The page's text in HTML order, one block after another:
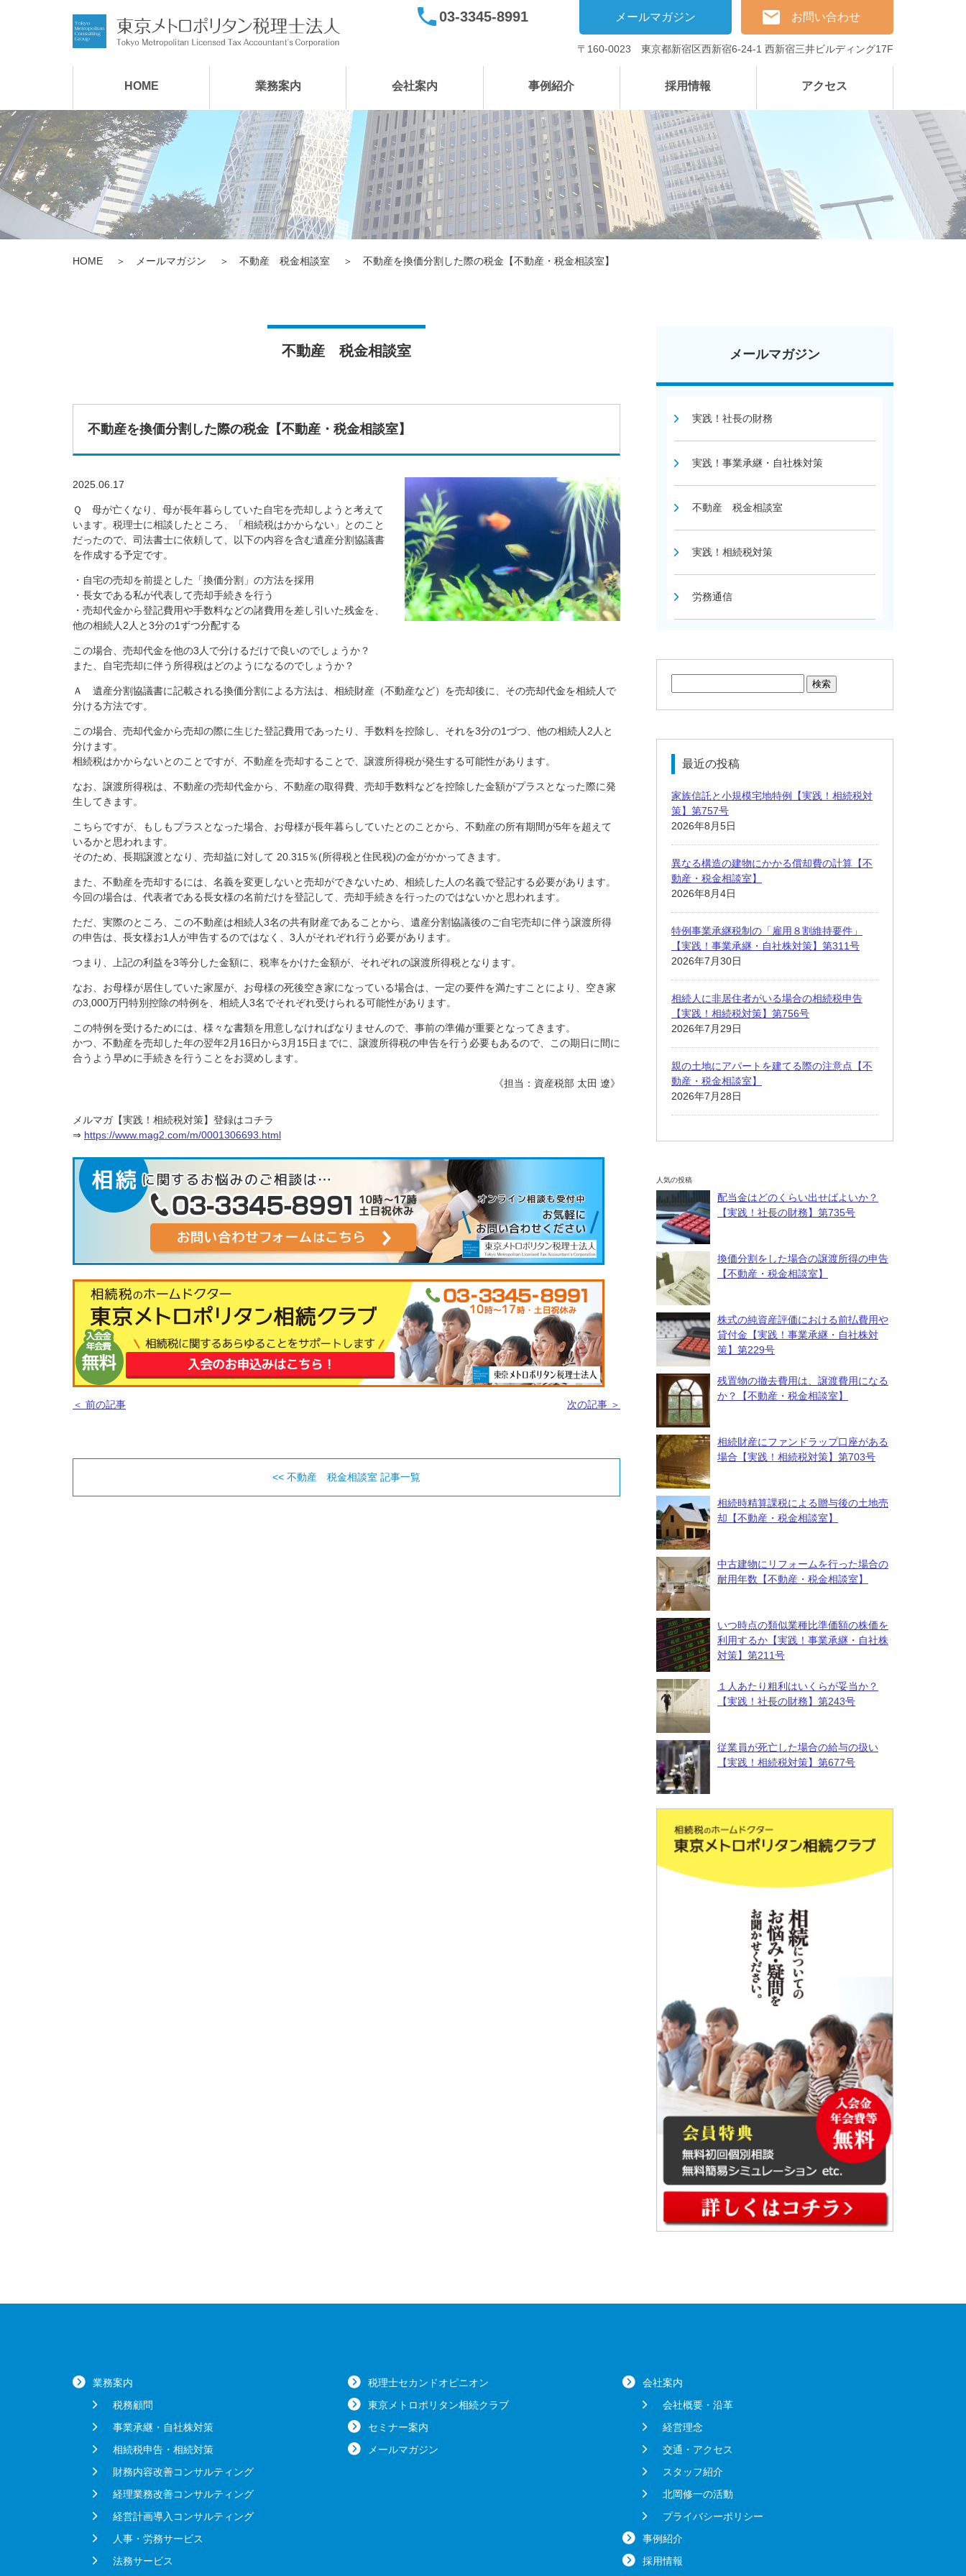
03-3345-8991 メールマガジン お問い合わせ
〒160-0023 東京都新宿区西新宿6-24-1 西新宿三井ビルディング17F
HOME 業務案内 会社案内 事例紹介 採用情報 アクセス
HOME メールマガジン 不動産 税金相談室 不動産を換価分割した際の税金【不動産・税金相談室】
不動産 税金相談室
不動産を換価分割した際の税金【不動産・税金相談室】
2025.06.17
Ｑ 母が亡くなり、母が長年暮らしていた自宅を売却しようと考えて
います。税理士に相談したところ、「相続税はかからない」とのこと
だったので、司法書士に依頼して、以下の内容を含む遺産分割協議書
を作成する予定です。
・自宅の売却を前提とした「換価分割」の方法を採用
・長女である私が代表して売却手続きを行う
・売却代金から登記費用や手数料などの諸費用を差し引いた残金を、
他の相続人2人と3分の1ずつ分配する
この場合、売却代金を他の3人で分けるだけで良いのでしょうか？
また、自宅売却に伴う所得税はどのようになるのでしょうか？
Ａ 遺産分割協議書に記載される換価分割による方法は、相続財産（不動産など）を売却後に、その売却代金を相続人で
分ける方法です。
この場合、売却代金から売却の際に生じた登記費用であったり、手数料を控除し、それを3分の1づつ、他の相続人2人と
分けます。
相続税はかからないとのことですが、不動産を売却することで、譲渡所得税が発生する可能性があります。
なお、譲渡所得税は、不動産の売却代金から、不動産の取得費、売却手数料などを控除した金額がプラスとなった際に発
生してきます。
こちらですが、もしもプラスとなった場合、お母様が長年暮らしていたとのことから、不動産の所有期間が5年を超えて
いるかと思われます。
そのため、長期譲渡となり、売却益に対して 20.315％(所得税と住民税)の金がかかってきます。
また、不動産を売却するには、名義を変更しないと売却ができないため、相続した人の名義で登記する必要があります。
今回の場合は、代表者である長女様の名前だけを登記して、売却手続きを行ったのではないかと思われます。
ただ、実際のところ、この不動産は相続人3名の共有財産であることから、遺産分割協議後のご自宅売却に伴う譲渡所得
の申告は、長女様お1人が申告するのではなく、3人がそれぞれ行う必要があります。
つまり、上記の利益を3等分した金額に、税率をかけた金額が、それぞれの譲渡所得税となります。
なお、お母様が居住していた家屋が、お母様の死後空き家になっている場合は、一定の要件を満たすことにより、空き家
の3,000万円特別控除の特例を、相続人3名でそれぞれ受けられる可能性があります。
この特例を受けるためには、様々な書類を用意しなければなりませんので、事前の準備が重要となってきます。
かつ、不動産を売却した年の翌年2月16日から3月15日までに、譲渡所得税の申告を行う必要もあるので、この期日に間に
合うよう早めに手続きを行うことをお奨めします。
《担当：資産税部 太田 遼》
メルマガ【実践！相続税対策】登録はコチラ
⇒ https://www.mag2.com/m/0001306693.html
＜ 前の記事 次の記事 ＞
<< 不動産 税金相談室 記事一覧
メールマガジン
実践！社長の財務
実践！事業承継・自社株対策
不動産 税金相談室
実践！相続税対策
労務通信
最近の投稿
家族信託と小規模宅地特例【実践！相続税対
策】第757号
2026年8月5日
異なる構造の建物にかかる償却費の計算【不
動産・税金相談室】
2026年8月4日
特例事業承継税制の「雇用８割維持要件」
【実践！事業承継・自社株対策】第311号
2026年7月30日
相続人に非居住者がいる場合の相続税申告
【実践！相続税対策】第756号
2026年7月29日
親の土地にアパートを建てる際の注意点【不
動産・税金相談室】
2026年7月28日
人気の投稿
配当金はどのくらい出せばよいか？
【実践！社長の財務】第735号
換価分割をした場合の譲渡所得の申告
【不動産・税金相談室】
株式の純資産評価における前払費用や
貸付金【実践！事業承継・自社株対
策】第229号
残置物の撤去費用は、譲渡費用になる
か？【不動産・税金相談室】
相続財産にファンドラップ口座がある
場合【実践！相続税対策】第703号
相続時精算課税による贈与後の土地売
却【不動産・税金相談室】
中古建物にリフォームを行った場合の
耐用年数【不動産・税金相談室】
いつ時点の類似業種比準価額の株価を
利用するか【実践！事業承継・自社株
対策】第211号
１人あたり粗利はいくらが妥当か？
【実践！社長の財務】第243号
従業員が死亡した場合の給与の扱い
【実践！相続税対策】第677号
業務案内
税務顧問
事業承継・自社株対策
相続税申告・相続対策
財務内容改善コンサルティング
経理業務改善コンサルティング
経営計画導入コンサルティング
人事・労務サービス
法務サービス
税理士セカンドオピニオン
東京メトロポリタン相続クラブ
セミナー案内
メールマガジン
会社案内
会社概要・沿革
経営理念
交通・アクセス
スタッフ紹介
北岡修一の活動
プライバシーポリシー
事例紹介
採用情報